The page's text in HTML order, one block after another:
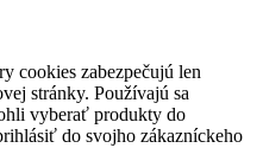
cookies zabezpečujú len
stránky. Používajú sa
vyberať produkty do
do svojho zákazníckeho